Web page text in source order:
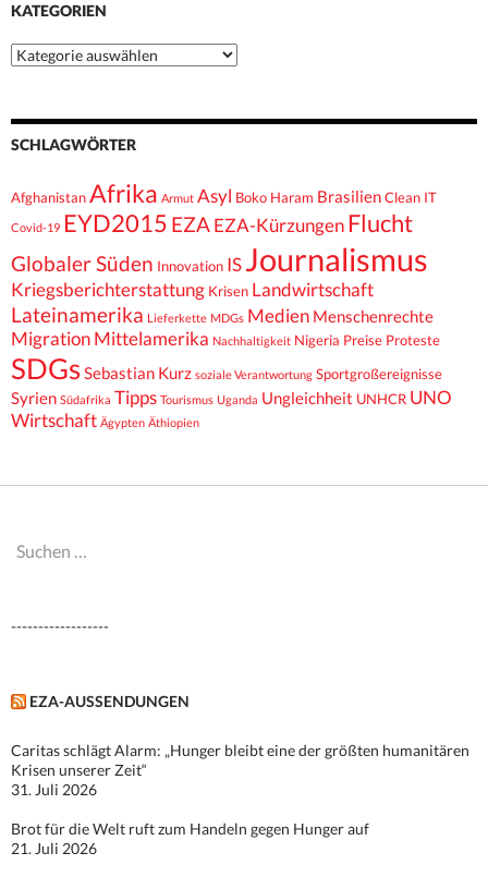
KATEGORIEN
Kategorien
SCHLAGWÖRTER
AfghanistanAfrika Armut Asyl Boko Haram BrasilienClean IT
Covid-19 EYD2015 EZA EZA-Kürzungen Flucht
Globaler Süden Innovation IS Journalismus
Kriegsberichterstattung Krisen Landwirtschaft
Lateinamerika Lieferkette MDGs Medien Menschenrechte
Migration Mittelamerika Nachhaltigkeit Nigeria Preise Proteste
SDGsSebastian Kurz soziale Verantwortung Sportgroßereignisse
Syrien Südafrika Tipps Tourismus Uganda Ungleichheit UNHCR UNO
Wirtschaft Ägypten Äthiopien
Suchen
------------------
EZA-AUSSENDUNGEN
Caritas schlägt Alarm: „Hunger bleibt eine der größten humanitären
Krisen unserer Zeit“
31. Juli 2026
Brot für die Welt ruft zum Handeln gegen Hunger auf
21. Juli 2026